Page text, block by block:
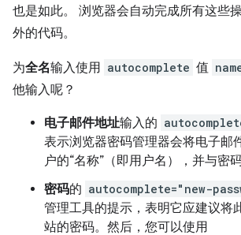
也是如此。 浏览器会自动完成所有这些
外的代码。
为全名输入使用 autocomplete 值
他输入呢？
电子邮件地址输入的
表示浏览器密码管理器会将电子邮
户的“名称”（即用户名），并与密
密码的 autocomplete="new-
管理工具的提示，表明它应建议将
站的密码。然后，您可以使用